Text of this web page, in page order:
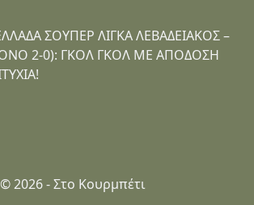
ΣΟΥΠΕΡ ΛΙΓΚΑ ΛΕΒΑΔΕΙΑΚΟΣ –
2-0): ΓΚΟΛ ΓΚΟΛ ΜΕ ΑΠΟΔΟΣΗ
© 2026 - Στο Κουρμπέτι